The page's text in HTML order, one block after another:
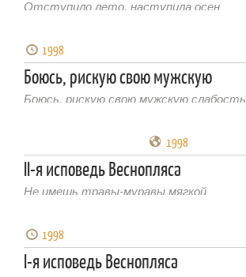
Отступило лето, наступила осен
1998
Боюсь, рискую свою мужскую
Боюсь, рискую свою мужскую слабость
1998
II-я исповедь Веснопляса
Не имешь травы-муравы мягкой
1998
I-я исповедь Веснопляса